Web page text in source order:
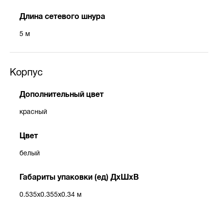
Длина сетевого шнура
5 м
Корпус
Дополнительный цвет
красный
Цвет
белый
Габариты упаковки (ед) ДхШхВ
0.535x0.355x0.34 м